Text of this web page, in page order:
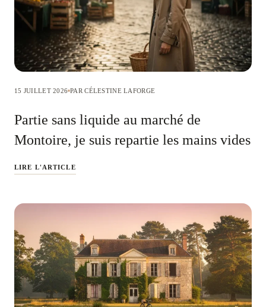
15 JUILLET 2026 PAR CÉLESTINE LAFORGE
Partie sans liquide au marché de
Montoire, je suis repartie les mains vides
LIRE L'ARTICLE